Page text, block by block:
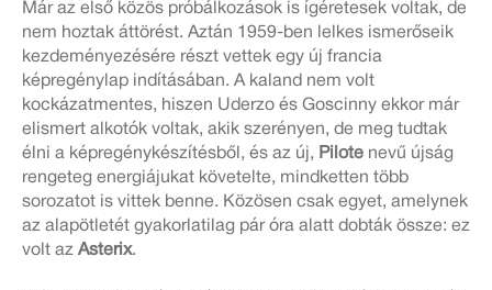
Már az első közös próbálkozások is ígéretesek voltak, de
nem hoztak áttörést. Aztán 1959-ben lelkes ismerőseik
kezdeményezésére részt vettek egy új francia
képregénylap indításában. A kaland nem volt
kockázatmentes, hiszen Uderzo és Goscinny ekkor már
elismert alkotók voltak, akik szerényen, de meg tudtak
élni a képregénykészítésből, és az új, Pilote nevű újság
rengeteg energiájukat követelte, mindketten több
sorozatot is vittek benne. Közösen csak egyet, amelynek
az alapötletét gyakorlatilag pár óra alatt dobták össze: ez
volt az Asterix.